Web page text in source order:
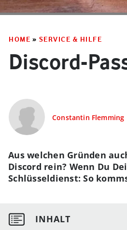
HOME » SERVICE & HILFE
Discord-
Constantin Flemming
Aus welchen Gründen
Discord rein? Wenn Du
Schlüsseldienst: So